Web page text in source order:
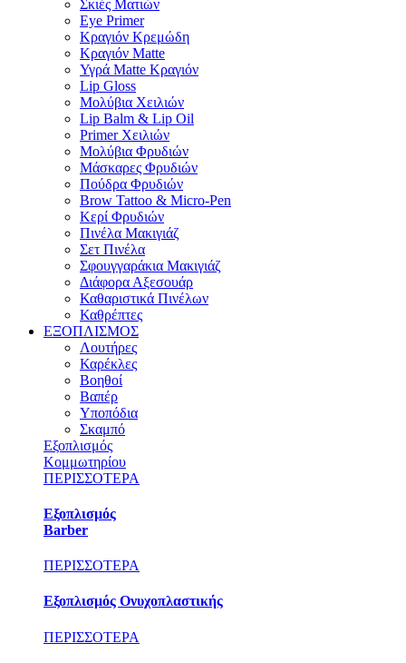
Σκιές Ματιών
Eye Primer
Κραγιόν Κρεμώδη
Κραγιόν Matte
Υγρά Matte Κραγιόν
Lip Gloss
Μολύβια Χειλιών
Lip Balm & Lip Oil
Primer Χειλιών
Μολύβια Φρυδιών
Μάσκαρες Φρυδιών
Πούδρα Φρυδιών
Brow Tattoo & Micro-Pen
Κερί Φρυδιών
Πινέλα Μακιγιάζ
Σετ Πινέλα
Σφουγγαράκια Μακιγιάζ
Διάφορα Αξεσουάρ
Καθαριστικά Πινέλων
Καθρέπτες
ΕΞΟΠΛΙΣΜΟΣ
Λουτήρες
Καρέκλες
Βοηθοί
Βαπέρ
Υποπόδια
Σκαμπό
Εξοπλισμός
Κομμωτηρίου
ΠΕΡΙΣΣΟΤΕΡΑ
Εξοπλισμός
Barber
ΠΕΡΙΣΣΟΤΕΡΑ
Εξοπλισμός Ονυχοπλαστικής
ΠΕΡΙΣΣΟΤΕΡΑ